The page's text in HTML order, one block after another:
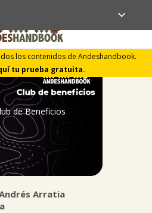
los contenidos de Andeshandbook.
tu prueba gratuita.
de Beneficios
Arratia